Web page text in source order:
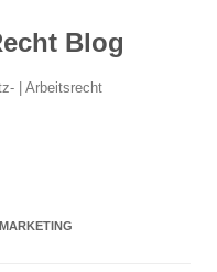
Blog
| Arbeitsrecht